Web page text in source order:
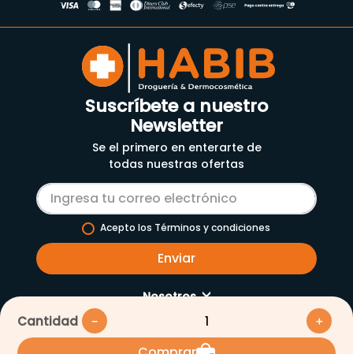
Cantidad ＋
－
Suscríbete a nuestro
Newsletter
Se el primero en enterarte de
todas nuestras ofertas
Acepto los Términos y condiciones
Enviar
Nosotros
Nuestra empresa
Servicios